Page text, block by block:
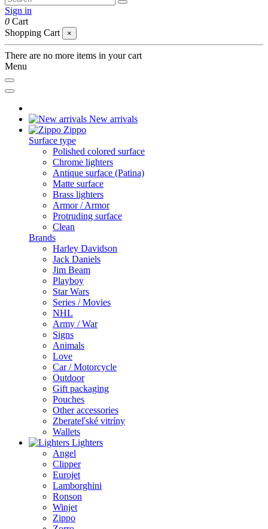
Sign in
0 Cart
Shopping Cart
×
There are no more items in your cart
Menu
New arrivals
Zippo
Surface type
Polished colored surface
Chrome lighters
Antique surface (Patina)
Matte surface
Brass lighters
Armor / Armor
Protruding surface
Clean
Brands
Harley Davidson
Jack Daniels
Jim Beam
Playboy
Star Wars
Series / Movies
NHL
Army / War
Signs
Animals
Love
Car / Motorcycle
Outdoor
Gift packaging
Pouches
Other accessories
Zberateľské vitríny
Wallets
Lighters
Angel
Clipper
Eurojet
Lamborghini
Ronson
Winjet
Zippo